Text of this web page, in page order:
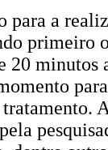
para a
20 minutos